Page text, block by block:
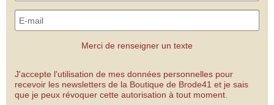
Merci de renseigner un texte
J'accepte l'utilisation de mes données personnelles pour
recevoir les newsletters de la Boutique de Brode41 et je sais
que je peux révoquer cette autorisation à tout moment.